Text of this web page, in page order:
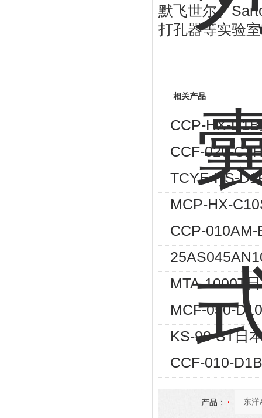
默飞世尔、
打孔器等实验
相关产品
CCP-HX-
CCF-020-
TCYE-HS-
MCP-HX-
CCP-
MTA-1000T
MCF-050-
KS-90-ST日
CCF-010-
产品：